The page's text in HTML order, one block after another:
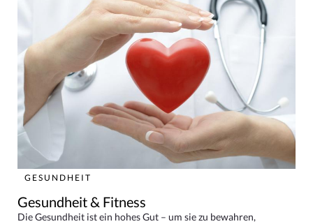
GESUNDHEIT
Gesundheit & Fitness
Die Gesundheit ist ein hohes Gut – um sie zu bewahren,